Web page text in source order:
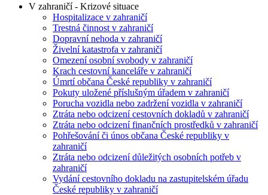
V zahraničí - Krizové situace
Hospitalizace v zahraničí
Trestná činnost v zahraničí
Dopravní nehoda v zahraničí
Živelní katastrofa v zahraničí
Omezení osobní svobody v zahraničí
Krach cestovní kanceláře v zahraničí
Úmrtí občana České republiky v zahraničí
Pokuty uložené příslušným úřadem v zahraničí
Porucha vozidla nebo zadržení vozidla v zahraničí
Ztráta nebo odcizení cestovních dokladů v zahraničí
Ztráta nebo odcizení finančních prostředků v zahraničí
Pohřešování či únos občana České republiky v
zahraničí
Ztráta nebo odcizení důležitých osobních potřeb v
zahraničí
Vydání cestovního dokladu na zastupitelském úřadu
České republiky v zahraničí